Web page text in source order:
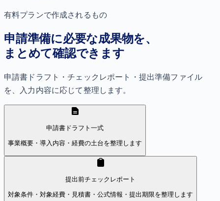
有料プランで作成されるもの
申請準備に必要な成果物を、
まとめて確認できます
申請書ドラフト・チェックレポート・提出準備ファイル
を、入力内容に応じて整理します。
申請書ドラフト一式
事業概要・導入内容・経費の土台を整理します
提出前チェックレポート
対象条件・対象経費・見積書・公式情報・提出期限を整理します